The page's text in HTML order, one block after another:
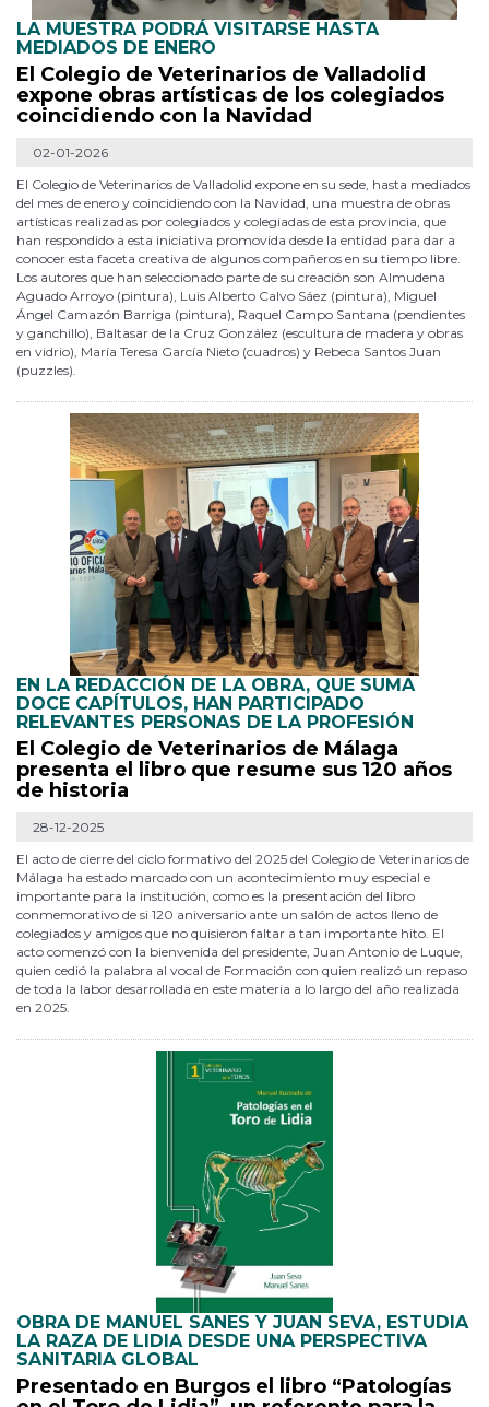
LA MUESTRA PODRÁ VISITARSE HASTA
MEDIADOS DE ENERO
El Colegio de Veterinarios de Valladolid
expone obras artísticas de los colegiados
coincidiendo con la Navidad
02-01-2026
El Colegio de Veterinarios de Valladolid expone en su sede, hasta mediados
del mes de enero y coincidiendo con la Navidad, una muestra de obras
artísticas realizadas por colegiados y colegiadas de esta provincia, que
han respondido a esta iniciativa promovida desde la entidad para dar a
conocer esta faceta creativa de algunos compañeros en su tiempo libre.
Los autores que han seleccionado parte de su creación son Almudena
Aguado Arroyo (pintura), Luis Alberto Calvo Sáez (pintura), Miguel
Ángel Camazón Barriga (pintura), Raquel Campo Santana (pendientes
y ganchillo), Baltasar de la Cruz González (escultura de madera y obras
en vidrio), María Teresa García Nieto (cuadros) y Rebeca Santos Juan
(puzzles).
EN LA REDACCIÓN DE LA OBRA, QUE SUMA
DOCE CAPÍTULOS, HAN PARTICIPADO
RELEVANTES PERSONAS DE LA PROFESIÓN
El Colegio de Veterinarios de Málaga
presenta el libro que resume sus 120 años
de historia
28-12-2025
El acto de cierre del ciclo formativo del 2025 del Colegio de Veterinarios de
Málaga ha estado marcado con un acontecimiento muy especial e
importante para la institución, como es la presentación del libro
conmemorativo de si 120 aniversario ante un salón de actos lleno de
colegiados y amigos que no quisieron faltar a tan importante hito. El
acto comenzó con la bienvenida del presidente, Juan Antonio de Luque,
quien cedió la palabra al vocal de Formación con quien realizó un repaso
de toda la labor desarrollada en este materia a lo largo del año realizada
en 2025.
OBRA DE MANUEL SANES Y JUAN SEVA, ESTUDIA
LA RAZA DE LIDIA DESDE UNA PERSPECTIVA
SANITARIA GLOBAL
Presentado en Burgos el libro “Patologías